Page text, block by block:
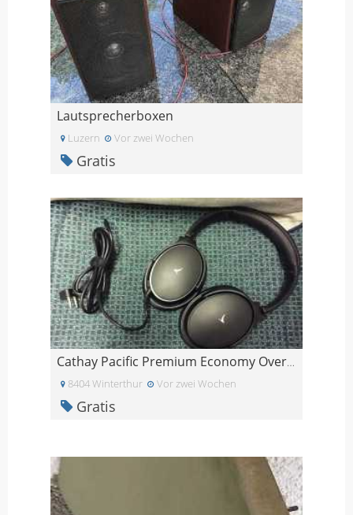
Lautsprecherboxen
Luzern Vor zwei Wochen
Gratis
Cathay Pacific Premium Economy Over-Ear Kopfhörer
8404 Winterthur Vor zwei Wochen
Gratis